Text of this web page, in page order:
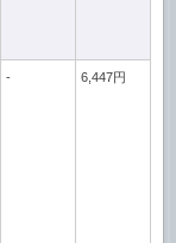
- 6,447円